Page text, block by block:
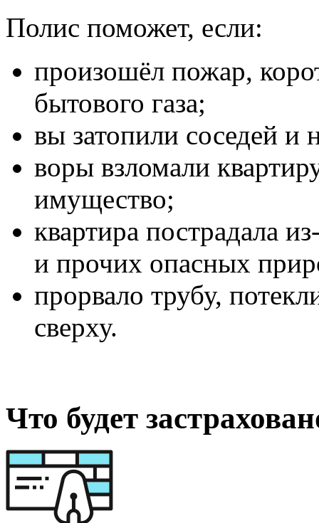
Полис поможет, если:
произошёл пожар,
бытового газа;
вы затопили соседей и
воры взломали
имущество;
квартира пострадала
и прочих опасных
прорвало трубу,
сверху.
Что будет